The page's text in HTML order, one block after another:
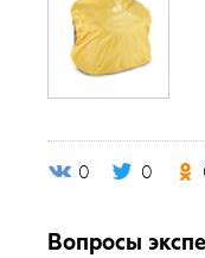
0 0
Вопросы